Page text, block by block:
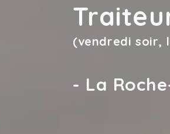
(vendredi soir,
- La